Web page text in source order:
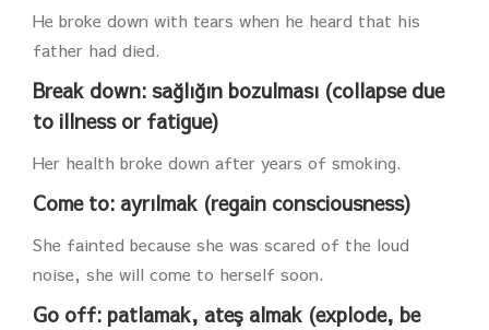
He broke down with tears when he heard that his
father had died.
Break down: sağlığın bozulması (collapse due
to illness or fatigue)
Her health broke down after years of smoking.
Come to: ayrılmak (regain consciousness)
She fainted because she was scared of the loud
noise, she will come to herself soon.
Go off: patlamak, ateş almak (explode, be